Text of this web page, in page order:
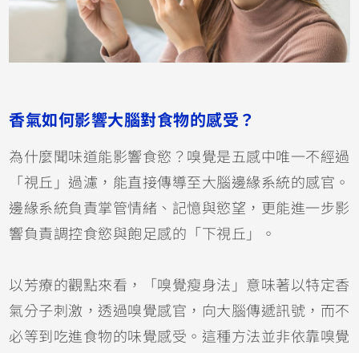
香氣如何影響大腦對食物的感受？
為什麼聞味道能影響食慾？嗅覺是五感中唯一不經過
「視丘」過濾，能直接傳導至大腦邊緣系統的感官。
邊緣系統負責掌管情緒、記憶與慾望，更能進一步影
響負責調控食慾與飽足感的「下視丘」。
以芳療的觀點來看，「嗅覺瘦身法」意味著以特定香
氣分子刺激，透過嗅覺感官，向大腦傳遞訊號，而不
必等到吃進食物的味覺感受。這種方法並非依靠嗅覺